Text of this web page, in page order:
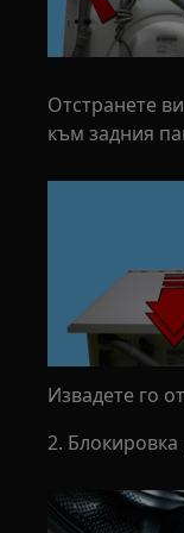
Отстранете
към задния
Извадете го
2. Блокировка